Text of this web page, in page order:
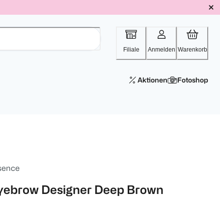
Filiale Anmelden Warenkorb
Aktionen Fotoshop
Designer Deep Brown